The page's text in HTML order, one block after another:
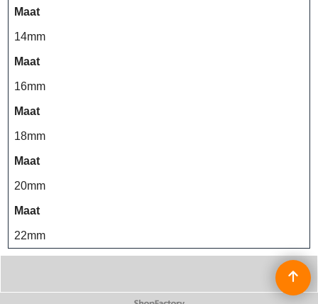
Maat
14mm
Maat
16mm
Maat
18mm
Maat
20mm
Maat
22mm